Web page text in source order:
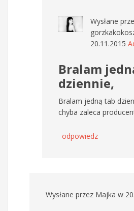
Wysłane
20.11.2015
Bralam
dziennie,
Bralam jedną tab
chyba zaleca
odpowiedz
Wysłane przez Majka w